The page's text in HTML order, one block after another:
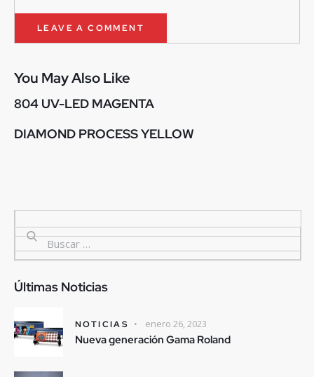
You May Also Like
804 UV-LED MAGENTA
DIAMOND PROCESS YELLOW
Últimas Noticias
NOTICIAS enero 26, 2023
Nueva generación Gama Roland